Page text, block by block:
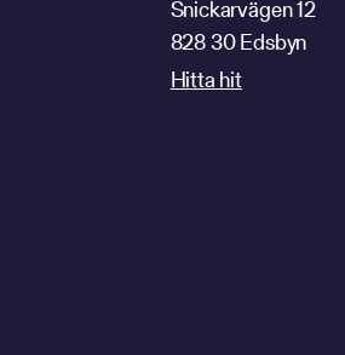
Snickarvägen 12
828 30 Edsbyn
Hitta hit